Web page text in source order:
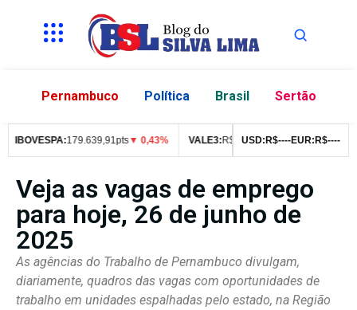
Pernambuco Política Brasil Sertão
IBOVESPA:179.639,91pts▼ 0,43% VALE3:R$76,99▼ 2,49% ITUB4:R$
USD: R$----EUR: R$----
Veja as vagas de emprego
para hoje, 26 de junho de
2025
As agências do Trabalho de Pernambuco divulgam,
diariamente, quadros das vagas com oportunidades de
trabalho em unidades espalhadas pelo estado, na Região